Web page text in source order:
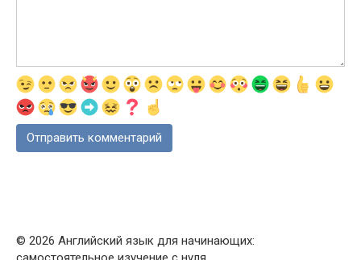
© 2026 Английский язык для начинающих: